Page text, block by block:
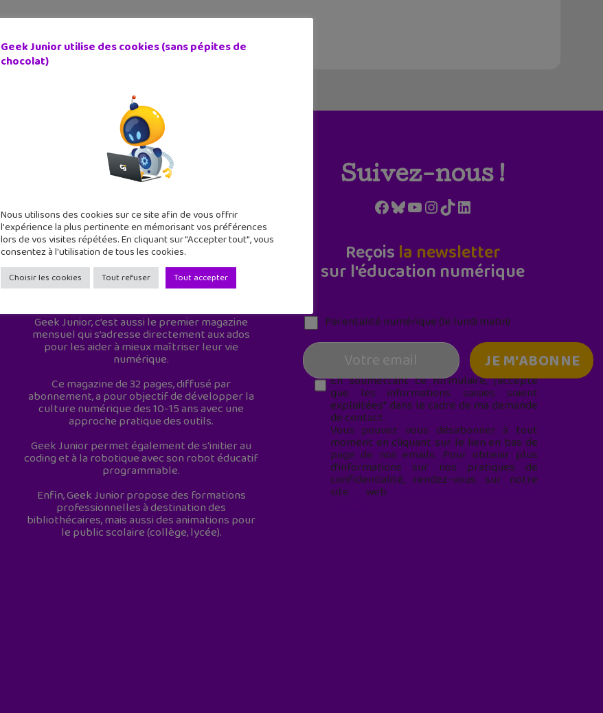
Geek Junior est le premier site de culture
Geek Junior, c’est aussi le premier magazine
mensuel qui s’adresse directement aux ados
pour les aider à mieux maîtriser leur vie
numérique.
Ce magazine de 32 pages, diffusé par
abonnement, a pour objectif de développer la
culture numérique des 10-15 ans avec une
approche pratique des outils.
Geek Junior permet également de s'initier au
coding et à la robotique avec son robot éducatif
programmable.
Enfin, Geek Junior propose des formations
professionnelles à destination des
bibliothécaires, mais aussi des animations pour
le public scolaire (collège, lycée).
Suivez-nous !
Facebook
Bluesky
YouTube
Instagram
TikTokLinkedIn
Reçois la newsletter
sur l'éducation numérique
Parentalité numérique (le lundi matin)
En soumettant ce formulaire, j’accepte
que les informations saisies soient
exploitées* dans le cadre de ma demande
de contact.
Vous pouvez vous désabonner à tout
moment en cliquant sur le lien en bas de
page de nos emails. Pour obtenir plus
d'informations sur nos pratiques de
confidentialité, rendez-vous sur notre
site web
Geek Junior utilise des cookies (sans pépites de
chocolat)
Nous utilisons des cookies sur ce site afin de vous offrir
l'expérience la plus pertinente en mémorisant vos préférences
lors de vos visites répétées. En cliquant sur "Accepter tout", vous
consentez à l'utilisation de tous les cookies.
Choisir les cookies Tout refuser Tout accepter